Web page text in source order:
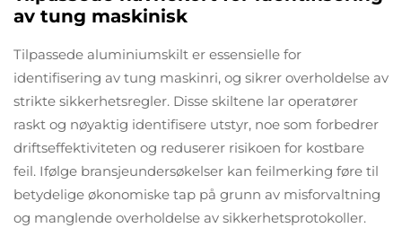
av tung maskinisk
Tilpassede aluminiumskilt er essensielle for
identifisering av tung maskinri, og sikrer overholdelse av
strikte sikkerhetsregler. Disse skiltene lar operatører
raskt og nøyaktig identifisere utstyr, noe som forbedrer
driftseffektiviteten og reduserer risikoen for kostbare
feil. Ifølge bransjeundersøkelser kan feilmerking føre til
betydelige økonomiske tap på grunn av misforvaltning
og manglende overholdelse av sikkerhetsprotokoller.